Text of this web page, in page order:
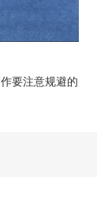
要注意规避的